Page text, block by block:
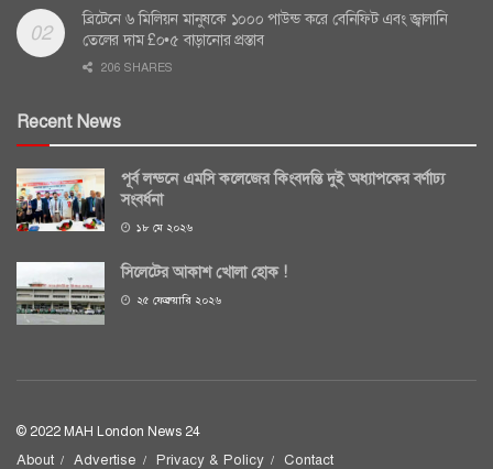
ব্রিটেনে ৬ মিলিয়ন মানুষকে ১০০০ পাউন্ড করে বেনিফিট এবং জ্বালানি
তেলের দাম £০•৫ বাড়ানোর প্রস্তাব
206 SHARES
Recent News
পূর্ব লন্ডনে এমসি কলেজের কিংবদন্তি দুই অধ্যাপকের বর্ণাঢ্য
সংবর্ধনা
১৮ মে ২০২৬
সিলেটের আকাশ খোলা হোক !
২৫ ফেব্রুয়ারি ২০২৬
© 2022 MAH London News 24
About Advertise Privacy & Policy Contact